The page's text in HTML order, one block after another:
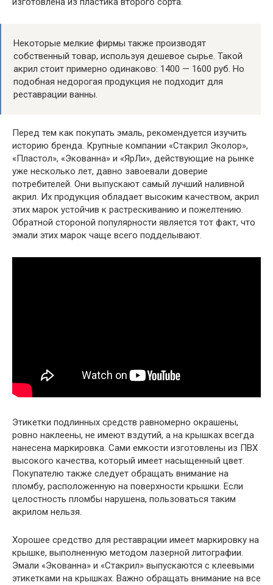
Некоторые мелкие фирмы также производят
собственный товар, используя дешевое сырье. Такой
акрил стоит примерно одинаково: 1400 — 1600 руб. Но
подобная недорогая продукция не подходит для
реставрации ванны.
Перед тем как покупать эмаль, рекомендуется изучить
историю бренда. Крупные компании «Стакрил Эколор»,
«Пластол», «Экованна» и «ЯрЛи», действующие на рынке
уже несколько лет, давно завоевали доверие
потребителей. Они выпускают самый лучший наливной
акрил. Их продукция обладает высоким качеством, акрил
этих марок устойчив к растрескиванию и пожелтению.
Обратной стороной популярности является тот факт, что
эмали этих марок чаще всего подделывают.
Этикетки подлинных средств равномерно окрашены,
ровно наклеены, не имеют вздутий, а на крышках всегда
нанесена маркировка. Сами емкости изготовлены из ПВХ
высокого качества, который имеет насыщенный цвет.
Покупателю также следует обращать внимание на
пломбу, расположенную на поверхности крышки. Если
целостность пломбы нарушена, пользоваться таким
акрилом нельзя.
Хорошее средство для реставрации имеет маркировку на
крышке, выполненную методом лазерной литографии.
Эмали «Экованна» и «Стакрил» выпускаются с клеевыми
этикетками на крышках. Важно обращать внимание на все